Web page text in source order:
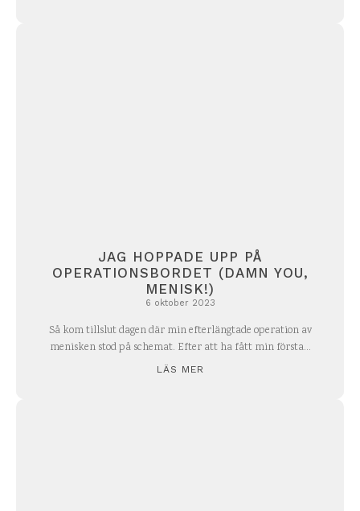
JAG HOPPADE UPP PÅ
OPERATIONSBORDET (DAMN YOU,
MENISK!)
6 oktober 2023
Så kom tillslut dagen där min efterlängtade operation av
menisken stod på schemat. Efter att ha fått min första...
LÄS MER